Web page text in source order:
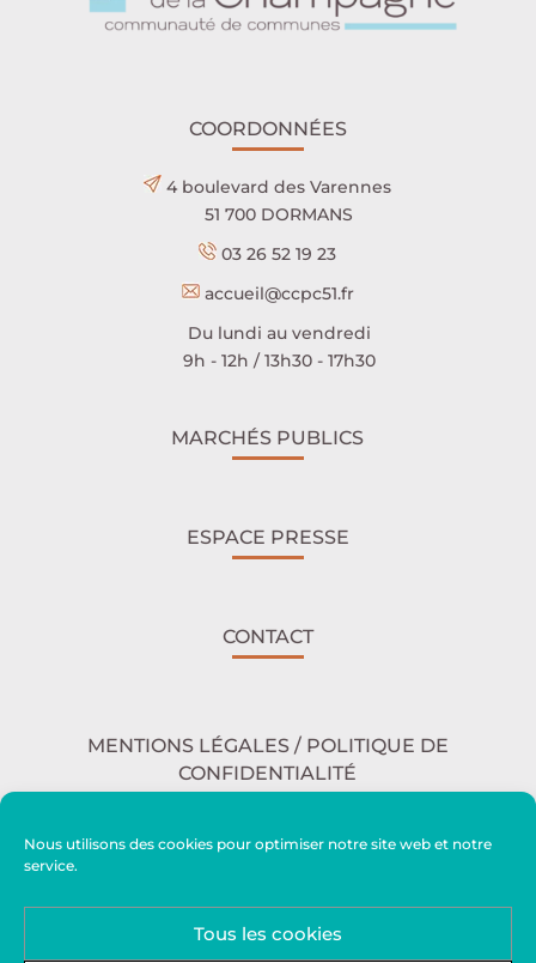
Nous utilisons des cookies pour optimiser notre site web et notre
service.
Tous les cookies
COORDONNÉES
4 boulevard des Varennes
51 700 DORMANS
03 26 52 19 23
accueil@ccpc51.fr
Du lundi au vendredi
9h - 12h / 13h30 - 17h30
MARCHÉS PUBLICS
ESPACE PRESSE
CONTACT
MENTIONS LÉGALES / POLITIQUE DE
CONFIDENTIALITÉ